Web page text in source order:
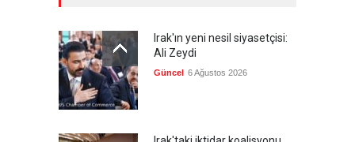
Irak'ın yeni nesil siyasetçisi:
Ali Zeydi
Güncel 6 Ağustos 2026